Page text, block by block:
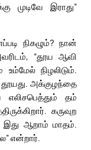
முடிவே இராது”
நிகழும்? நான்
“தூய ஆவி
நிழலிடும்.
அக்குழந்தை
தம்
கருவுற
ஆறாம் மாதம்.
என்றார்.